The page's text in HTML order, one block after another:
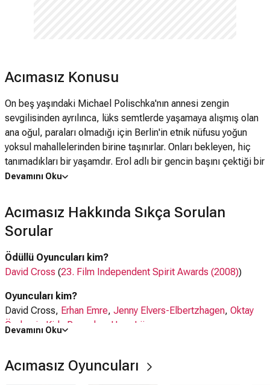
Acımasız Konusu
On beş yaşındaki Michael Polischka'nın annesi zengin
sevgilisinden ayrılınca, lüks semtlerde yaşamaya alışmış olan
ana oğul, paraları olmadığı için Berlin'in etnik nüfusu yoğun
yoksul mahallelerinden birine taşınırlar. Onları bekleyen, hiç
tanımadıkları bir yaşamdır. Erol adlı bir gencin başını çektiği bir
grup kabadayı, Michael'ın yeni okulundaki günlerini
yoktur nitekim Michael, arayış içindeki annesinin eve getirdiği
erkeklere katlanmak zorundadır. Genç adam yeni çevresinin
kurallarını öğrenip ufak tefek suçlara bulaşmakta gecikmez.
Şehrin mafya babalarından Hamal ve Barut ile tanışması da
şansını açacaktır. Michael, yerel uyuşturucu satıcılarına
kuryelik yaparken gösterdiği profesyonellikle "yeterince sert"
olduğunu kanıtlar ancak başından büyük işlere bulaşmakta
olduğundan haberdar değildir. Erol ile son karşılaşmaları,
ikisinin de kaderini dönülmez bir şekilde değiştirecektir.
Devamını Oku
Acımasız Hakkında Sıkça Sorulan
Sorular
Ödüllü Oyuncuları kim?
David Cross (23. Film Independent Spirit Awards (2008))
Oyuncuları kim?
David Cross, Erhan Emre, Jenny Elvers-Elbertzhagen, Oktay
Özdemir
Kida Ramadan Hans Löw
24 Kasım 2006
Devamını Oku
Acımasız Oyuncuları